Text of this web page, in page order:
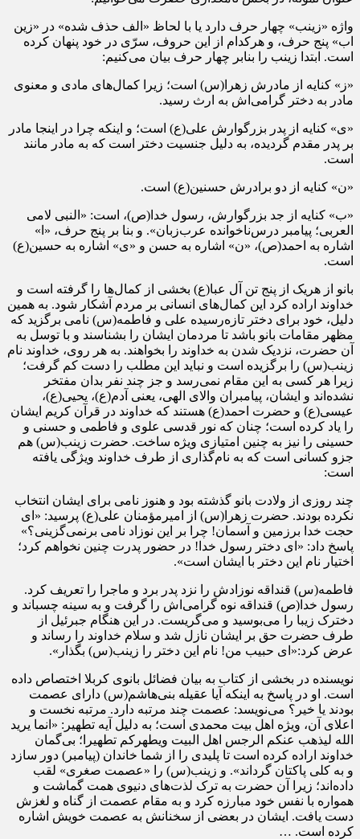
واژه «زینب» چهار حرف دارد یا با لحاظ «الف حذف شده» در «زین
اب» پنج حرف، و هرکدام از این حروف، سرّی در خود پنهان کرده
است. ابتدا زینب را بنابر چهار حرف بیان می‌کنیم:
«ز» کنایه از مادرش زهرا(س) است؛ زیرا کمال‌های مادی و معنوی
مادر به دختر گرامی‌اش به ارث رسید.
«ی» کنایه از پدر بزرگوارش علی(ع) است؛ و اینکه چرا در اینجا مادر
بر پدر مقدم گردیده، به دلیل جنسیت دختر است که به مادر مانند
است.
«ن» کنایه از دو برادرش حسنین(ع) است.
«ب» کنایه از جد بزرگوارش، رسول خدا(ص)، است: «النبی لامی
العربی؛ پیامبر درس‌ناخوانده عرب‌زبان». و بنا بر پنج حرف، «ا»
اشاره به احمد(ص)، «ن» اشاره به حسن و «ی» اشاره به حسین(ع)
است.
بانو از هریک از پنج تن آل عبا(ع) بخشی از کمال‌ها را گرفته است و
خداوند اراده کرد این کمال‌های انسانی بر مردم آشکار شود. به همین
دلیل، خود برای دختر تازه‌رسیده علی و فاطمه(س) نامی برگزید که
مظهر مقامات بانو باشد تا مردمان ایشان را بشناسند و با توسل به
آن حضرت، نزدیک شدن به خداوند را بخواهند. به هر روی، خداوند نام
زینب(س) را برگزیده است و نباید این مطلب را دست کم گرفت؛
زیرا هر کسی به این مقام نمی‌رسد و جز چند نفر بدان مفتخر
نشده‌اند و ایشان، پیامبران والای الهی، یعنی آدم(ع)، یحیی(ع)،
عیسی(ع) و حضرت احمد(ع) هستند که خداوند در قرآن کریم ایشان
را یاد کرده است؛ چنان که نور قدسی علوی و فاطمی و حسنی و
حسینی را نیز به چنین امتیازی ویژه ساخت. حضرت زینب(س) هم
جزو کسانی است که به نام‌گذاری از طرف خداوند ویژگی یافته
است:
چند روزی از ولادت بانو گذشته بود و هنوز نامی برای ایشان انتخاب
نکرده بودند. حضرت زهرا(س) از امیرمؤمنان علی(ع) پرسید: «ای
حجت خدا برزمین و آسمان! چرا بر این نوزاد نامی برنمی‌گزینی؟»
پاسخ داد: «ای دختر رسول خدا! در حضور پدرت چنین نخواهم کرد؛
اختیار نام این دختر با ایشان است».
فاطمه(س) قنداقه نوزادش را نزد پدر برد و ماجرا را تعریف کرد.
رسول خدا(ص) قنداقه نوه گرامی‌اش را گرفت و به سینه چسباند و
دخترک زیبا را می‌بوسید و می‌گریست. در این هنگام جبرئیل از
طرف حضرت حق بر ایشان نازل شد و سلام خداوند را رساند و
عرض کرد:«ای حبیب من! نام این دختر را زینب(س) بگذار».
نویسنده در بخشی از کتاب به بیان فضائل بانوی کربلا اختصاص داده
است. او در پاسخ به اینکه آیا عقیله بنی‌هاشم(س) دارای عصمت
بودند یا خیر؟ می‌نویسد: عصمت چند مرتبه دارد. مرتبه نخست و
اعلای آن، ویژه اهل بیت محمدی است؛ به دلیل آیه تطهیر: «انما یرید
الله لیذهب عنکم الرجس اهل البیت ویطهرکم تطهیرا؛ بی‌گمان
خداوند اراده کرده است تا پلیدی را از شما خاندان (پیامبر) دور سازد
و به کلی پاکتان گرداند». و زینب(س) را «عصمت صغری» لقب
داده‌اند؛ زیرا آن حضرت به ترک لذت‌های دنیوی همت گماشت و
همواره با نفس خود مبارزه کرد و به مقام عصمت از گناه و لغزش
دست یافت. ایشان در بعضی از سخنانش به عصمت خویش اشاره
کرده است. …